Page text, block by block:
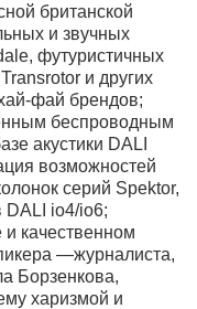
британской
и звучных
футуристичных
и других
фай брендов;
беспроводным
акустики DALI
возможностей
серий Spektor,
DALI io4/io6;
качественном
—журналиста,
Борзенкова,
харизмой и